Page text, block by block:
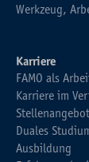
Werkzeug,
Karriere
FAMO als
Karriere im
Duales
Ausbildung